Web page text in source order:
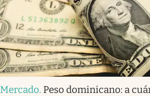
Mercado. Peso dominicano: a